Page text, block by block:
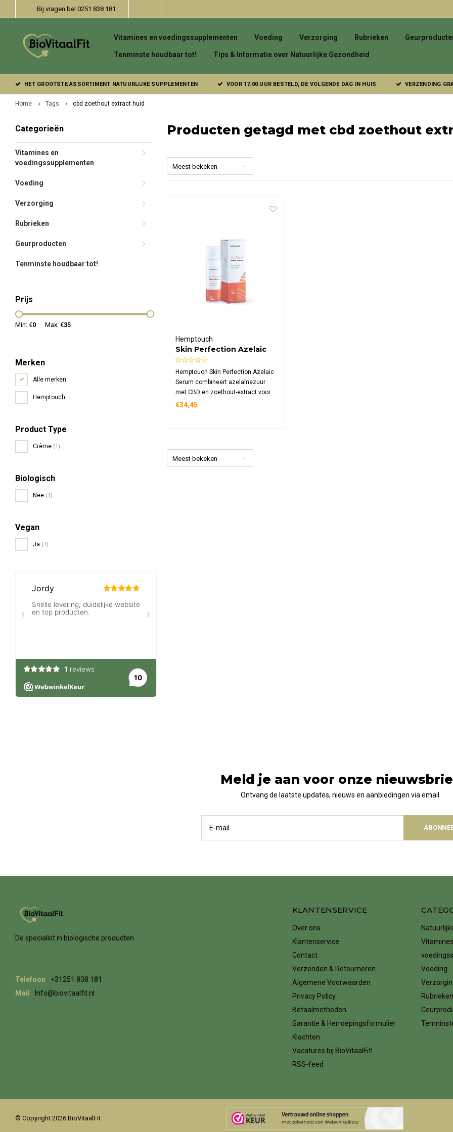
Bij vragen bel 0251 838 181
Vitamines en voedingssupplementen Voeding Verzorging Rubrieken
Tenminste houdbaar tot! Tips & Informatie over Natuurlijke Gezondheid
HET GROOTSTE ASSORTIMENT NATUURLIJKE SUPPLEMENTEN VOOR 17.00 UUR BESTELD, DE VOLGENDE DAG IN HUIS VERZENDING
Home Tags cbd zoethout extract huid
Categorieën
Vitamines en
voedingssupplementen
Voeding
Verzorging
Rubrieken
Geurproducten
Tenminste houdbaar tot!
Prijs
Min: €0 Max: €35
Merken
Alle merken
Hemptouch
Product Type
Crème (1)
Biologisch
Nee (1)
Vegan
Ja (1)
Producten getagd met cbd zoethout
Meest bekeken
Hemptouch
Skin Perfection Azelaic
Serum
Hemptouch Skin Perfection Azelaic
Serum combineert azelaïnezuur
met CBD en zoethout-extract voor
een egale, stralende huidtint. Dit
huidtypen.
€34,45
Meest bekeken
Meld je aan voor onze
Ontvang de laatste updates, nieuws en aanbiedingen via email
De specialist in biologische producten
Telefoon
+31251 838 181
Mail
Info@biovitaalfit.nl
KLANTENSERVICE
Over ons
Klantenservice
Contact
Verzenden & Retourneren
Algemene Voorwaarden
Privacy Policy
Betaalmethoden
Garantie & Herroepingsformulier
Klachten
Vacatures bij BioVitaalFit!
RSS-feed
Voeding
Rubrieken
© Copyright 2026 BioVitaalFit